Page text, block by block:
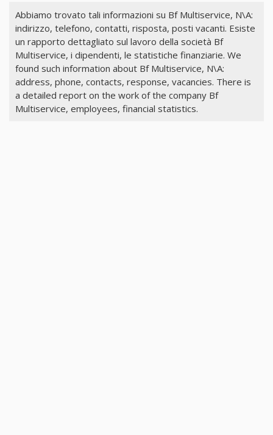
Abbiamo trovato tali informazioni su Bf Multiservice, N\A:
indirizzo, telefono, contatti, risposta, posti vacanti. Esiste
un rapporto dettagliato sul lavoro della società Bf
Multiservice, i dipendenti, le statistiche finanziarie. We
found such information about Bf Multiservice, N\A:
address, phone, contacts, response, vacancies. There is
a detailed report on the work of the company Bf
Multiservice, employees, financial statistics.